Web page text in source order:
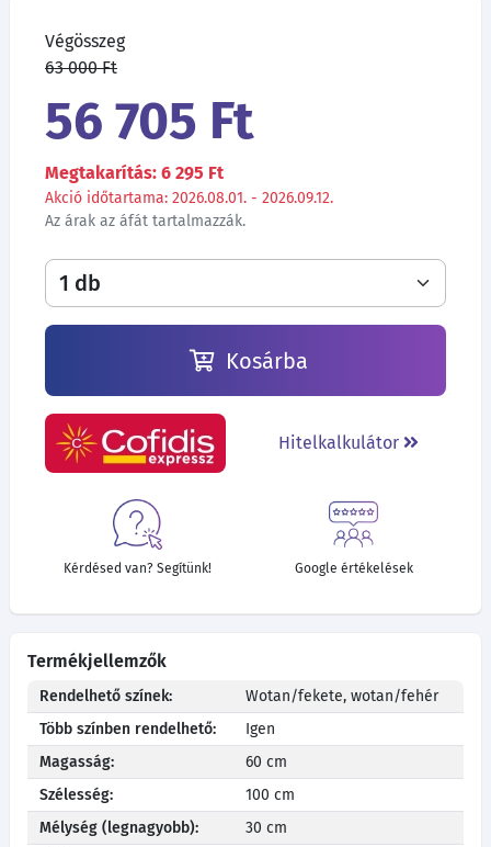
Végösszeg
63 000 Ft
56 705 Ft
Megtakarítás: 6 295 Ft
Akció időtartama: 2026.08.01. - 2026.09.12.
Az árak az áfát tartalmazzák.
Kosárba
Hitelkalkulátor
Kérdésed van? Segítünk! Google értékelések
Termékjellemzők
Rendelhető színek:
Wotan/fekete, wotan/fehér
Több színben rendelhető:
Igen
Magasság:
60 cm
Szélesség:
100 cm
Mélység (legnagyobb):
30 cm